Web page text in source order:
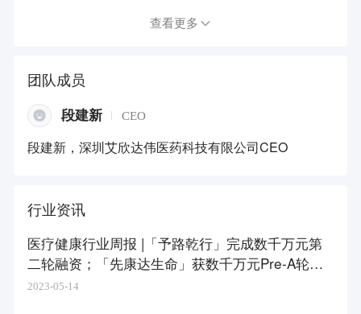
查看更多
团队成员
段建新 CEO
段建新，深圳艾欣达伟医药科技有限公司CEO
行业资讯
医疗健康行业周报 |「予路乾行」完成数千万元第
二轮融资；「先康达生命」获数千万元Pre-A轮融
资
2023-05-14